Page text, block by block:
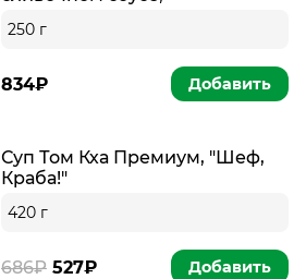
250 г
834₽ Добавить
Суп Том Кха Премиум, "Шеф,
Краба!"
420 г
686₽ 527₽ Добавить